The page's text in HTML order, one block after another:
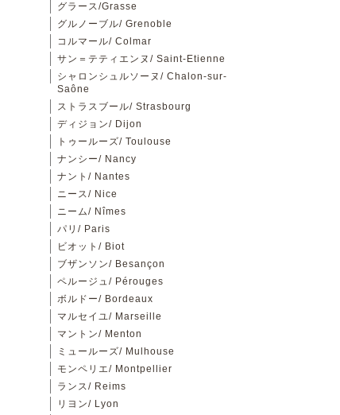
グラース/Grasse
グルノーブル/ Grenoble
コルマール/ Colmar
サン＝テティエンヌ/ Saint-Etienne
シャロンシュルソーヌ/ Chalon-sur-
Saône
ストラスブール/ Strasbourg
ディジョン/ Dijon
トゥールーズ/ Toulouse
ナンシー/ Nancy
ナント/ Nantes
ニース/ Nice
ニーム/ Nîmes
パリ/ Paris
ビオット/ Biot
ブザンソン/ Besançon
ペルージュ/ Pérouges
ボルドー/ Bordeaux
マルセイユ/ Marseille
マントン/ Menton
ミュールーズ/ Mulhouse
モンペリエ/ Montpellier
ランス/ Reims
リヨン/ Lyon